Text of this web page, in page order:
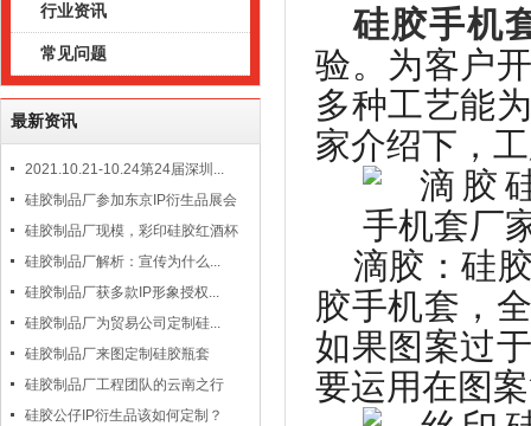
行业资讯
常见问题
最新资讯
2021.10.21-10.24第24届深圳...
硅胶制品厂参加东京IP衍生品展会
硅胶制品厂现模，彩印硅胶红酒杯
硅胶制品厂解析：宣传为什么...
硅胶制品厂获多款IP形象授权...
硅胶制品厂为贸易公司定制硅...
硅胶制品厂来图定制硅胶瓶套
硅胶制品厂工程团队的云南之行
硅胶公仔IP衍生品该如何定制？
硅胶手机
验。为客户
多种工艺能
家介绍下，
滴胶：硅
胶手机套，
如果图案过
要运用在图